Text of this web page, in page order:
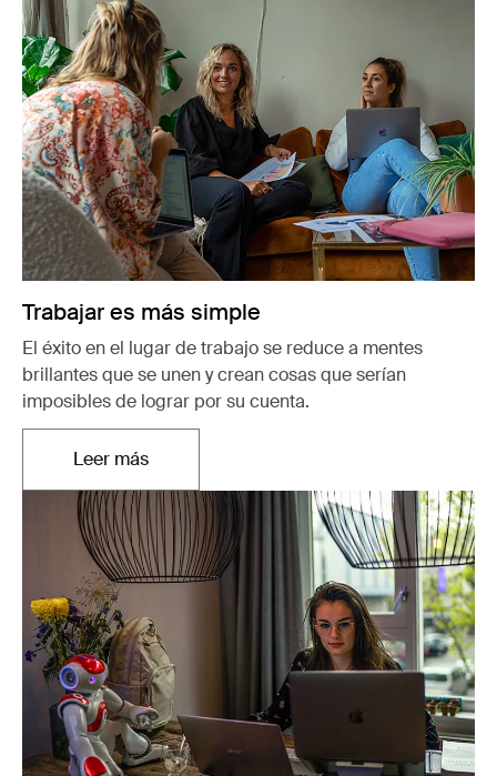
Trabajar es más simple
El éxito en el lugar de trabajo se reduce a mentes
brillantes que se unen y crean cosas que serían
imposibles de lograr por su cuenta.
Leer másSe abre en una nueva pestaña